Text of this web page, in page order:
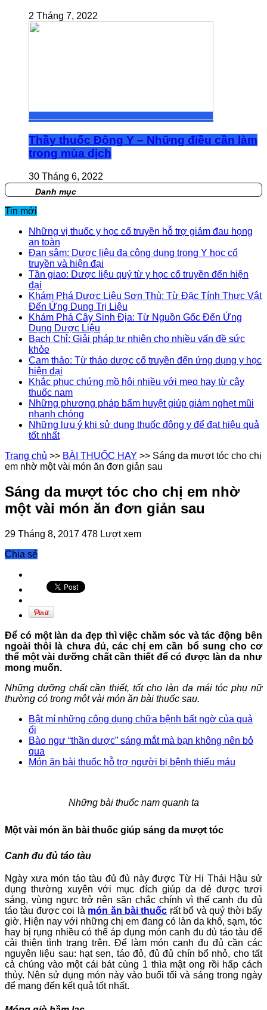
2 Tháng 7, 2022
Thầy thuốc Đông Y – Những điều cần làm
trong mùa dịch
30 Tháng 6, 2022
Danh mục
Tin mới
Những vị thuốc y học cổ truyền hỗ trợ giảm đau họng
an toàn
Đan sâm: Dược liệu đa công dụng trong Y học cổ
truyền và hiện đại
Tần giao: Dược liệu quý từ y học cổ truyền đến hiện
đại
Khám Phá Dược Liệu Sơn Thù: Từ Đặc Tính Thực Vật
Đến Ứng Dụng Trị Liệu
Khám Phá Cây Sinh Địa: Từ Nguồn Gốc Đến Ứng
Dụng Dược Liệu
Bạch Chỉ: Giải pháp tự nhiên cho nhiều vấn đề sức
khỏe
Cam thảo: Từ thảo dược cổ truyền đến ứng dụng y học
hiện đại
Khắc phục chứng mồ hôi nhiều với mẹo hay từ cây
thuốc nam
Những phương pháp bấm huyệt giúp giảm nghẹt mũi
nhanh chóng
Những lưu ý khi sử dụng thuốc đông y để đạt hiệu quả
tốt nhất
Trang chủ >> BÀI THUỐC HAY >> Sáng da mượt tóc cho chị
em nhờ một vài món ăn đơn giản sau
Sáng da mượt tóc cho chị em nhờ
một vài món ăn đơn giản sau
29 Tháng 8, 2017 478 Lượt xem
Chia sẻ
Để có một làn da đẹp thì việc chăm sóc và tác động bên
ngoài thôi là chưa đủ, các chị em cần bổ sung cho cơ
thể một vài dưỡng chất cần thiết để có được làn da như
mong muốn.
Những dưỡng chất cần thiết, tốt cho làn da mái tóc phụ nữ
thường có trong một vài món ăn bài thuốc sau.
Bật mí những công dụng chữa bệnh bất ngờ của quả
ổi
Bào ngư “thần dược” sáng mắt mà bạn không nên bỏ
qua
Món ăn bài thuốc hỗ trợ người bị bệnh thiếu máu
Những bài thuốc nam quanh ta
Một vài món ăn bài thuốc giúp sáng da mượt tóc
Canh đu đủ táo tàu
Ngày xưa món táo tàu đủ đủ này được Từ Hi Thái Hậu sử
dụng thường xuyên với mục đích giúp da dẻ được tươi
sáng, vùng ngực trở nên săn chắc chính vì thế canh đu đủ
táo tàu được coi là món ăn bài thuốc rất bổ và quý thời bấy
giờ. Hiện nay với những chị em đang có làn da khô, sạm, tóc
hay bị rụng nhiều có thể áp dụng món canh đu đủ táo tàu để
cải thiện tình trạng trên. Để làm món canh đu đủ cần các
nguyên liệu sau: hạt sen, táo đỏ, đủ đủ chín bổ nhỏ, cho tất
cả chúng vào một cái bát cùng 1 thìa mật ong rồi hấp cách
thủy. Nên sử dụng món này vào buổi tối và sáng trong ngày
để mang đến kết quả tốt nhất.